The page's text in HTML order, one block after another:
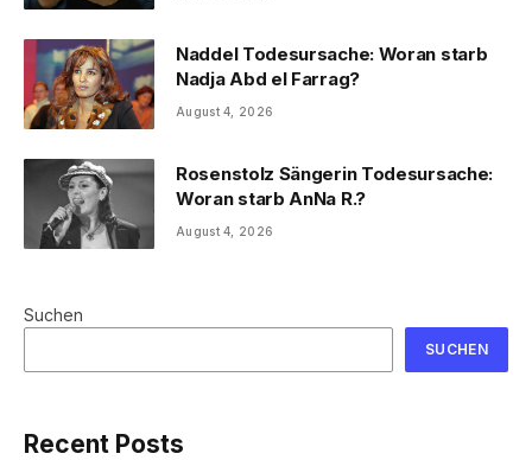
Naddel Todesursache: Woran starb
Nadja Abd el Farrag?
August 4, 2026
Rosenstolz Sängerin Todesursache:
Woran starb AnNa R.?
August 4, 2026
Suchen
SUCHEN
Recent Posts